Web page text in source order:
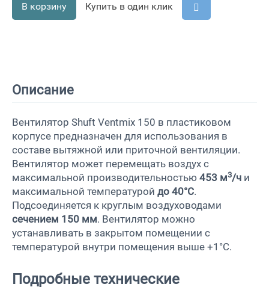
В корзину Купить в один клик
Описание
Вентилятор Shuft Ventmix 150 в пластиковом
корпусе предназначен для использования в
составе вытяжной или приточной вентиляции.
Вентилятор может перемещать воздух с
максимальной производительностью 453 м3/ч и
максимальной температурой до 40°С.
Подсоединяется к круглым воздуховодами
сечением 150 мм. Вентилятор можно
устанавливать в закрытом помещении с
температурой внутри помещения выше +1°С.
Подробные технические